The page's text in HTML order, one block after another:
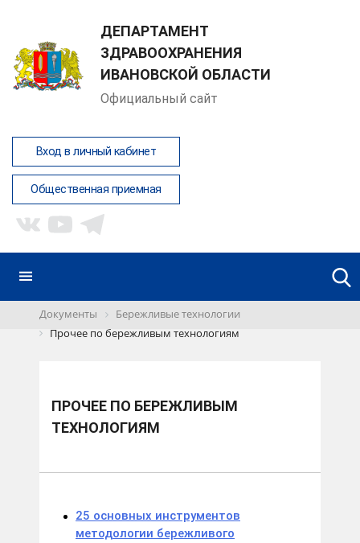
ДЕПАРТАМЕНТ
ЗДРАВООХРАНЕНИЯ
ИВАНОВСКОЙ ОБЛАСТИ
Официальный сайт
Вход в личный кабинет
Общественная приемная
Документы
Бережливые технологии
Прочее по бережливым технологиям
ПРОЧЕЕ ПО БЕРЕЖЛИВЫМ
ТЕХНОЛОГИЯМ
25 основных инструментов
методологии бережливого